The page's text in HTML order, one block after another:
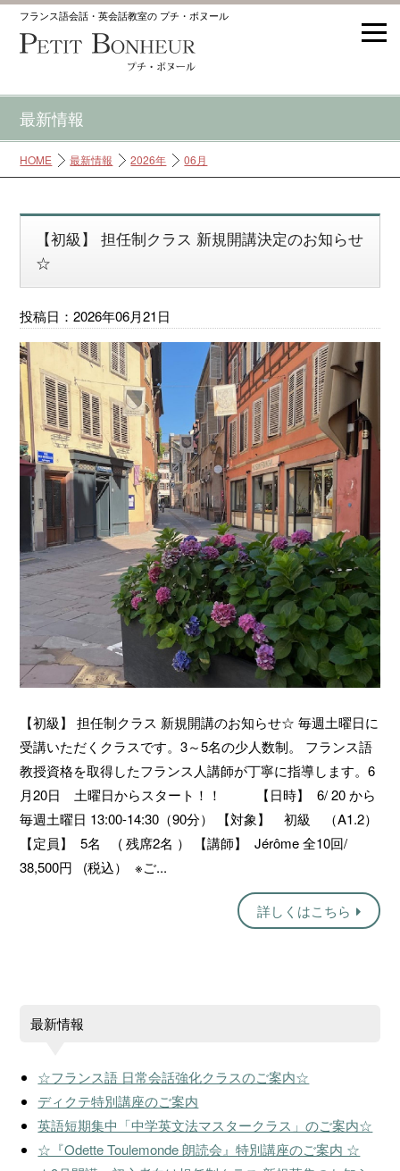
フランス語会話・英会話教室の プチ・ボヌール
最新情報
HOME 最新情報 2026年 06月
【初級】 担任制クラス 新規開講決定のお知らせ
☆
投稿日：2026年06月21日
【初級】 担任制クラス 新規開講のお知らせ☆ 毎週土曜日に
受講いただくクラスです。3～5名の少人数制。 フランス語
教授資格を取得したフランス人講師が丁寧に指導します。6
月20日 土曜日からスタート！！ 【日時】 6/ 20 から
毎週土曜日 13:00-14:30（90分） 【対象】 初級 （A1.2）
【定員】 5名 ( 残席2名 ） 【講師】 Jérôme 全10回/
38,500円 (税込） ※ご...
詳しくはこちら
最新情報
☆フランス語 日常会話強化クラスのご案内☆
ディクテ特別講座のご案内
英語短期集中「中学英文法マスタークラス」のご案内☆
☆『Odette Toulemonde 朗読会』特別講座のご案内 ☆